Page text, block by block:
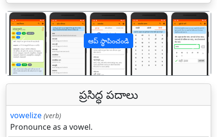
ఆప్ స్థాపించండి
पिछला
ప్రసిద్ధ పదాలు
vowelize (verb)
Pronounce as a vowel.